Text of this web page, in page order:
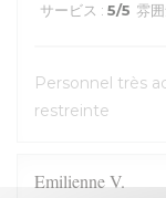
サービス : 5/5 雰
Personnel très
restreinte
EmilienneV